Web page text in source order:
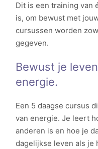
Dit is een training van
is, om bewust met
cursussen worden
gegeven.
Bewust je
energie.
Een 5 daagse cursus
van energie. Je leert
anderen is en hoe je
dagelijkse leven als je